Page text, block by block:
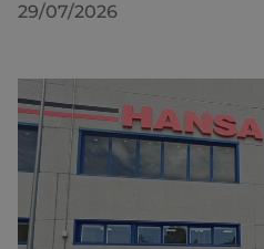
29/07/2026